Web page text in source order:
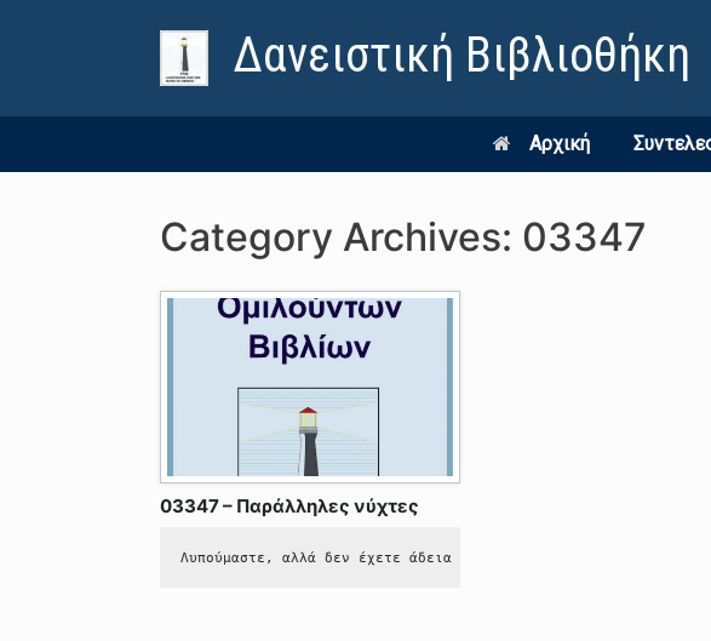
Δανειστική Βιβλιοθήκη
Αρχική
Category Archives: 03347
03347 – Παράλληλες νύχτες
Λυπούμαστε, αλλά δεν έχετε άδεια να δείτε αυτό το περιεχόμενο.